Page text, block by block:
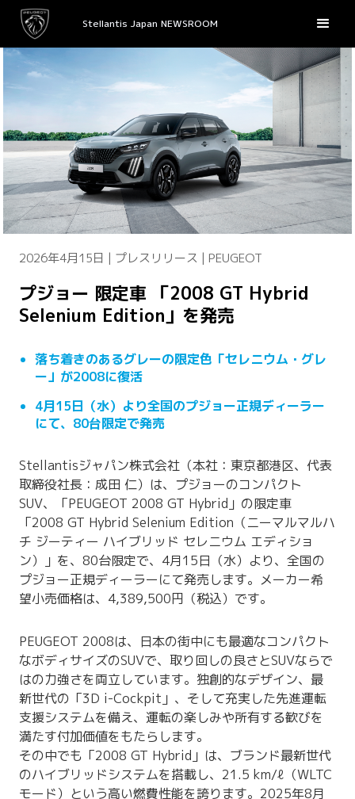
Stellantis Japan NEWSROOM
2026年4月15日 | プレスリリース | PEUGEOT
プジョー 限定車 「2008 GT Hybrid
Selenium Edition」を発売
落ち着きのあるグレーの限定色「セレニウム・グレ
ー」が2008に復活
4月15日（水）より全国のプジョー正規ディーラー
にて、80台限定で発売
Stellantisジャパン株式会社（本社：東京都港区、代表
取締役社長：成田 仁）は、プジョーのコンパクト
SUV、「PEUGEOT 2008 GT Hybrid」の限定車
「2008 GT Hybrid Selenium Edition（ニーマルマルハ
チ ジーティー ハイブリッド セレニウム エディショ
ン）」を、80台限定で、4月15日（水）より、全国の
プジョー正規ディーラーにて発売します。メーカー希
望小売価格は、4,389,500円（税込）です。
PEUGEOT 2008は、日本の街中にも最適なコンパクト
なボディサイズのSUVで、取り回しの良さとSUVならで
はの力強さを両立しています。独創的なデザイン、最
新世代の「3D i-Cockpit」、そして充実した先進運転
支援システムを備え、運転の楽しみや所有する歓びを
満たす付加価値をもたらします。
その中でも「2008 GT Hybrid」は、ブランド最新世代
のハイブリッドシステムを搭載し、21.5 km/ℓ（WLTC
モード）という高い燃費性能を誇ります。2025年8月